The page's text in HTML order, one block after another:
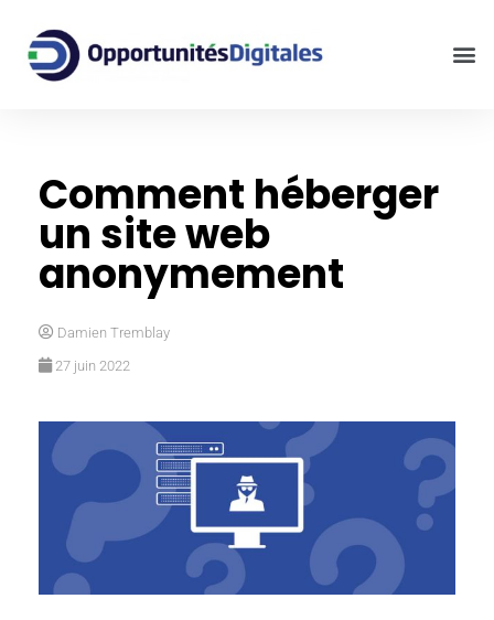
Comment héberger
un site web
anonymement
Damien Tremblay
27 juin 2022